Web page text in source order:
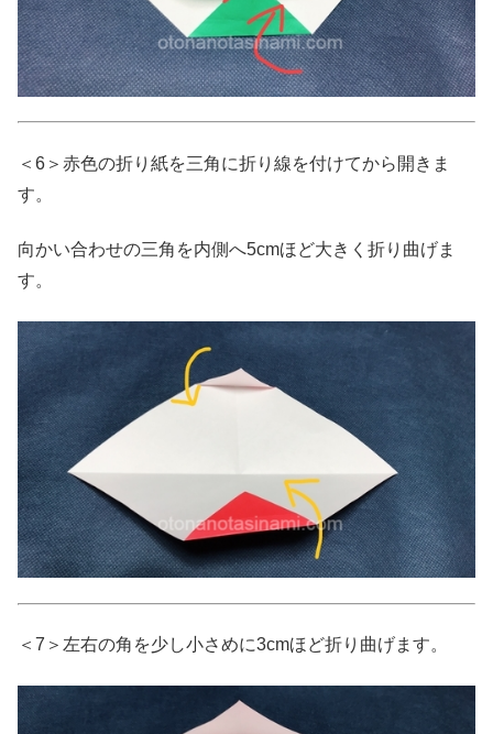
＜6＞赤色の折り紙を三角に折り線を付けてから開きま
す。
向かい合わせの三角を内側へ5cmほど大きく折り曲げま
す。
＜7＞左右の角を少し小さめに3cmほど折り曲げます。